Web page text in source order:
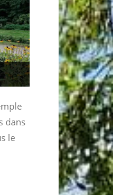
dans
le